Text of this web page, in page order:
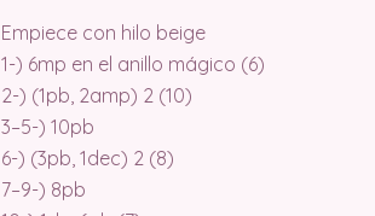
Empiece con hilo beige
1-) 6mp en el anillo mágico (6)
2-) (1pb, 2amp) 2 (10)
3–5-) 10pb
6-) (3pb, 1dec) 2 (8)
7–9-) 8pb